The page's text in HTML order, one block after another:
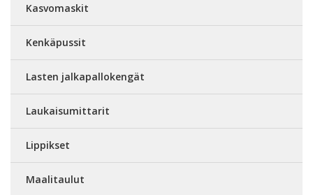
Kasvomaskit
Kenkäpussit
Lasten jalkapallokengät
Laukaisumittarit
Lippikset
Maalitaulut